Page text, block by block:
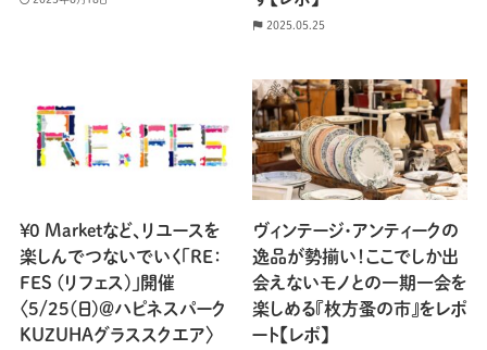
2025.05.25
￥0 Marketなど、リユースを
楽しんでつないでいく「RE：
FES (リフェス)」開催
〈5/25(日)＠ハピネスパーク
KUZUHAグラススクエア〉
ヴィンテージ・アンティークの
逸品が勢揃い！ここでしか出
会えないモノとの一期一会を
楽しめる『枚方蚤の市』をレポ
ート【レポ】